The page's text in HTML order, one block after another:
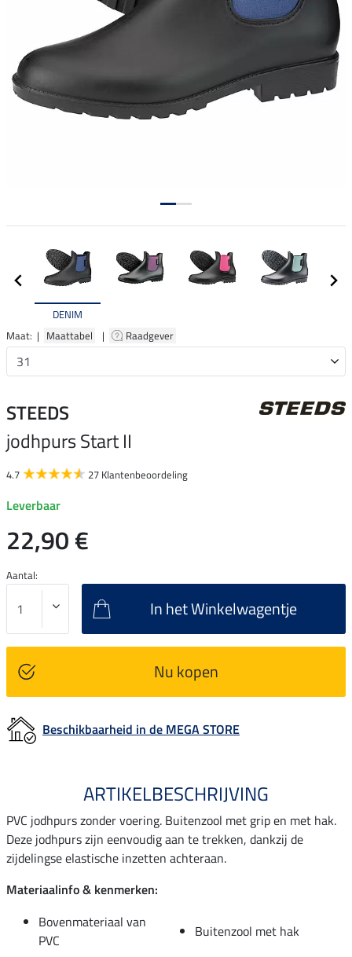
DENIM
Maat: | Maattabel | Raadgever
STEEDS
jodhpurs Start II
4.7 27 Klantenbeoordeling
Leverbaar
22,90 €
Aantal:
In het Winkelwagentje
Nu kopen
Beschikbaarheid in de MEGA STORE
ARTIKELBESCHRIJVING
PVC jodhpurs zonder voering. Buitenzool met grip en met hak.
Deze jodhpurs zijn eenvoudig aan te trekken, dankzij de
zijdelingse elastische inzetten achteraan.
Materiaalinfo & kenmerken:
Bovenmateriaal van
PVC
Buitenzool met hak